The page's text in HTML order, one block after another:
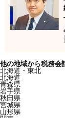
他の地域から税務会
北海道・東北
北海道
青森県
岩手県
秋田県
宮城県
山形県